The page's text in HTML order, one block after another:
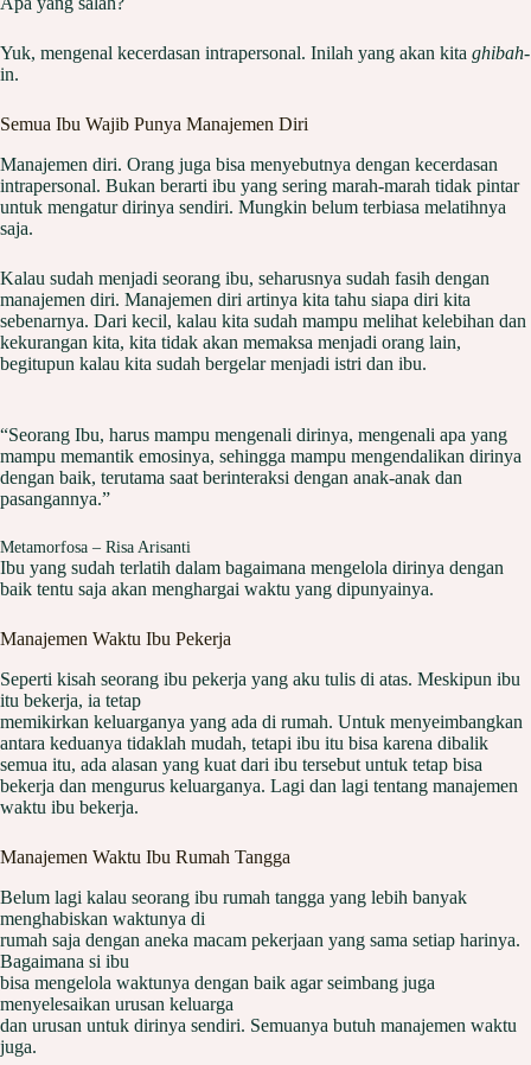
Yuk, mengenal kecerdasan intrapersonal. Inilah yang akan kita ghibah-
in.
Semua Ibu Wajib Punya Manajemen Diri
Manajemen diri. Orang juga bisa menyebutnya dengan kecerdasan
intrapersonal. Bukan berarti ibu yang sering marah-marah tidak pintar
untuk mengatur dirinya sendiri. Mungkin belum terbiasa melatihnya
saja.
Kalau sudah menjadi seorang ibu, seharusnya sudah fasih dengan
manajemen diri. Manajemen diri artinya kita tahu siapa diri kita
sebenarnya. Dari kecil, kalau kita sudah mampu melihat kelebihan dan
kekurangan kita, kita tidak akan memaksa menjadi orang lain,
begitupun kalau kita sudah bergelar menjadi istri dan ibu.
“Seorang Ibu, harus mampu mengenali dirinya, mengenali apa yang
mampu memantik emosinya, sehingga mampu mengendalikan dirinya
dengan baik, terutama saat berinteraksi dengan anak-anak dan
pasangannya.”
Metamorfosa – Risa Arisanti
Ibu yang sudah terlatih dalam bagaimana mengelola dirinya dengan
baik tentu saja akan menghargai waktu yang dipunyainya.
Manajemen Waktu Ibu Pekerja
Seperti kisah seorang ibu pekerja yang aku tulis di atas. Meskipun ibu
itu bekerja, ia tetap
memikirkan keluarganya yang ada di rumah. Untuk menyeimbangkan
antara keduanya tidaklah mudah, tetapi ibu itu bisa karena dibalik
semua itu, ada alasan yang kuat dari ibu tersebut untuk tetap bisa
bekerja dan mengurus keluarganya. Lagi dan lagi tentang manajemen
waktu ibu bekerja.
Manajemen Waktu Ibu Rumah Tangga
Belum lagi kalau seorang ibu rumah tangga yang lebih banyak
menghabiskan waktunya di
rumah saja dengan aneka macam pekerjaan yang sama setiap harinya.
Bagaimana si ibu
bisa mengelola waktunya dengan baik agar seimbang juga
menyelesaikan urusan keluarga
dan urusan untuk dirinya sendiri. Semuanya butuh manajemen waktu
juga.